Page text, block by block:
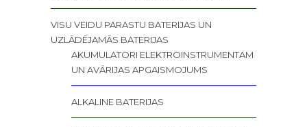
VISU VEIDU PARASTU BATERIJAS UN
UZLĀDĒJAMĀS BATERIJAS
AKUMULATORI ELEKTROINSTRUMENTAM
UN AVĀRIJAS APGAISMOJUMS
ALKALINE BATERIJAS